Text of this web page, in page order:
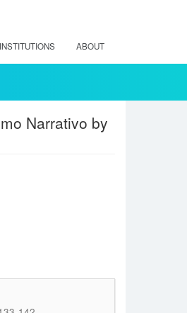
INSTITUTIONS ABOUT
Narrativo by